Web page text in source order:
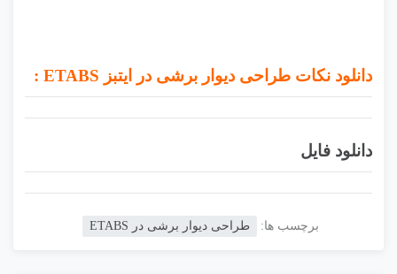
دانلود نکات طراحی دیوار برشی در ایتبز ETABS :
دانلود فایل
برچسب ها: طراحی دیوار برشی در ETABS